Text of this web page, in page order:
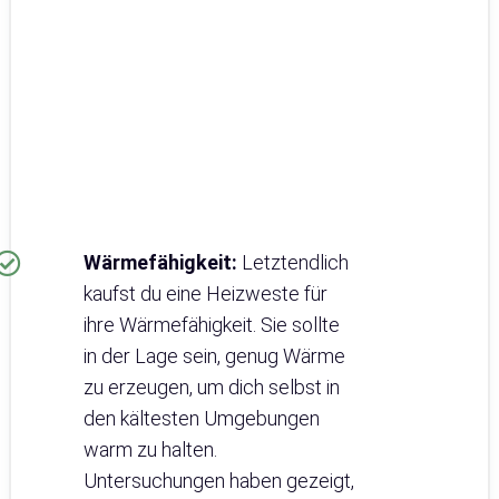
Wärmefähigkeit: Letztendlich
kaufst du eine Heizweste für
ihre Wärmefähigkeit. Sie sollte
in der Lage sein, genug Wärme
zu erzeugen, um dich selbst in
den kältesten Umgebungen
warm zu halten.
Untersuchungen haben gezeigt,